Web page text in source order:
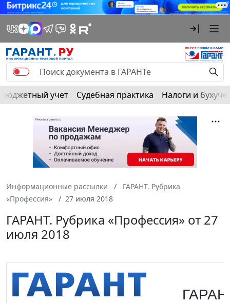
Бюджетный учет Судебная практика Налоги и
Информационные рассылки
ГАРАНТ. Рубрика
«Профессия»
27 июля 2018
ГАРАНТ. Рубрика «Профессия» от 27
июля 2018